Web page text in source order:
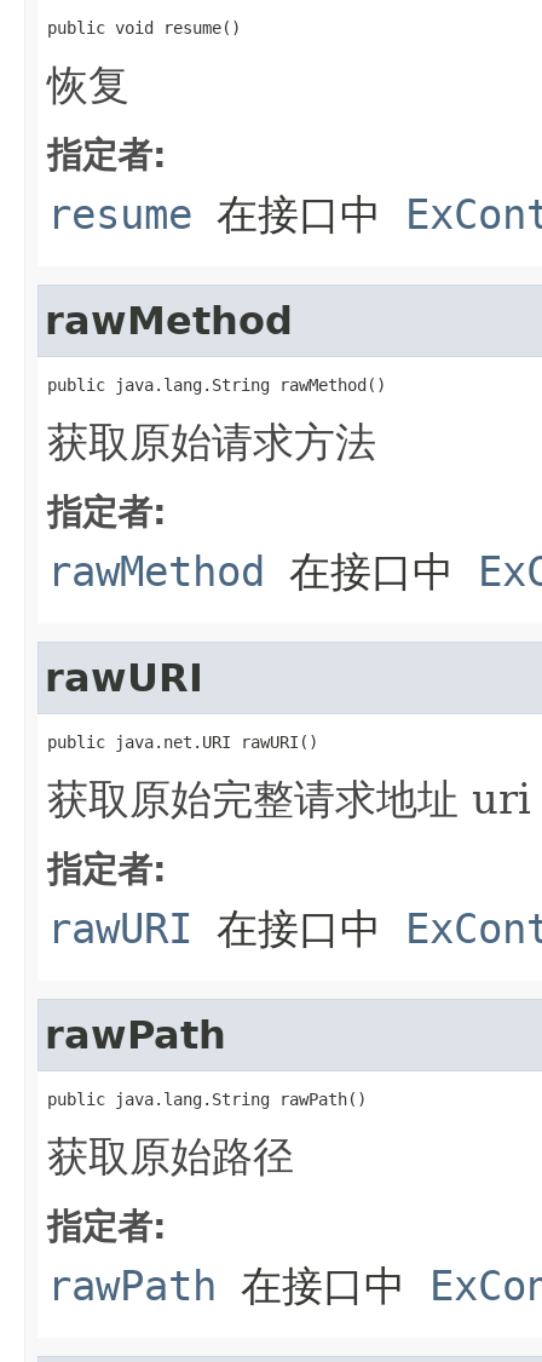
public void resume()
恢复
指定者:
resume 在接口中
rawMethod
public java.lang.String rawMethod()
获取原始请求方法
指定者:
rawMethod 在接口中
rawURI
public java.net.URI rawURI()
获取原始完整请求地址 uri
指定者:
rawURI 在接口中
rawPath
public java.lang.String rawPath()
获取原始路径
指定者:
rawPath 在接口中